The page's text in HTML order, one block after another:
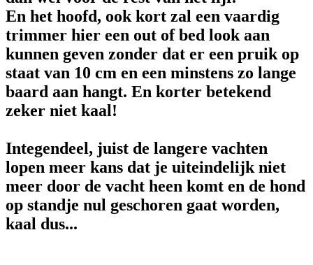
En het hoofd, ook kort zal een vaardig
trimmer hier een out of bed look aan
kunnen geven zonder dat er een pruik op
staat van 10 cm en een minstens zo lange
baard aan hangt. En korter betekend
zeker niet kaal!
Integendeel, juist de langere vachten
lopen meer kans dat je uiteindelijk niet
meer door de vacht heen komt en de hond
op standje nul geschoren gaat worden,
kaal dus...